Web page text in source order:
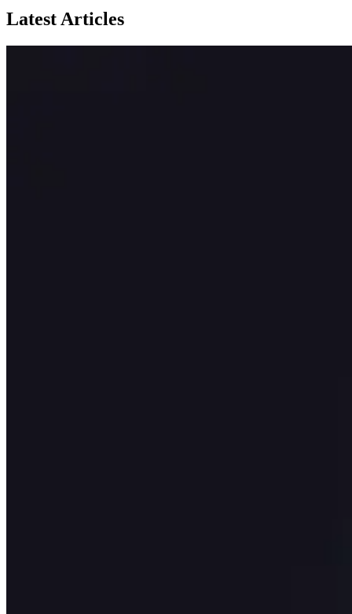
Latest Articles